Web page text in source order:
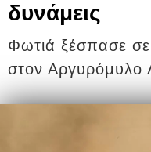
δυνάμεις
Φωτιά ξέσπασε
στον Αργυρόμυλο